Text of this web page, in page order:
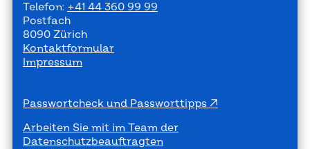
Telefon: +41 44 360 99 99
Postfach
8090 Zürich
Kontaktformular
Impressum
Passwortcheck und Passworttipps
Arbeiten Sie mit im Team der
Datenschutzbeauftragten